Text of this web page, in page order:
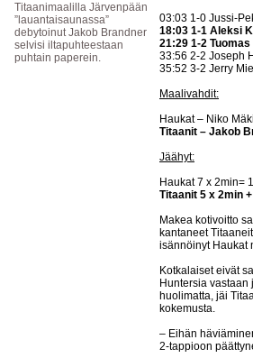
Titaanimaalilla Järvenpään
”lauantaisaunassa”
debytoinut Jakob Brandner
selvisi iltapuhteestaan
puhtain paperein.
03:03 1-0 Jussi-
18:03 1-1 Aleksi
21:29 1-2
33:56 2-2 Joseph
35:52 3-2 Jerry
Maalivahdit:
Haukat – Niko
Titaanit – Jakob
Jäähyt:
Haukat 7 x 2min=
Titaanit 5 x 2min
Makea kotivoitto
kantaneet
isännöinyt Haukat
Kotkalaiset eivät
Huntersia
huolimatta, jäi
kokemusta.
– Eihän
2-tappioon